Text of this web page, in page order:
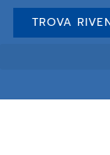
TROVA